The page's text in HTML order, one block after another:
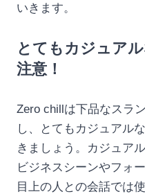
いきます。
とてもカジュア
注意！
Zero chillは下品なスラ
し、とてもカジュアル
きましょう。カジュア
ビジネスシーンやフォ
目上の人との会話では